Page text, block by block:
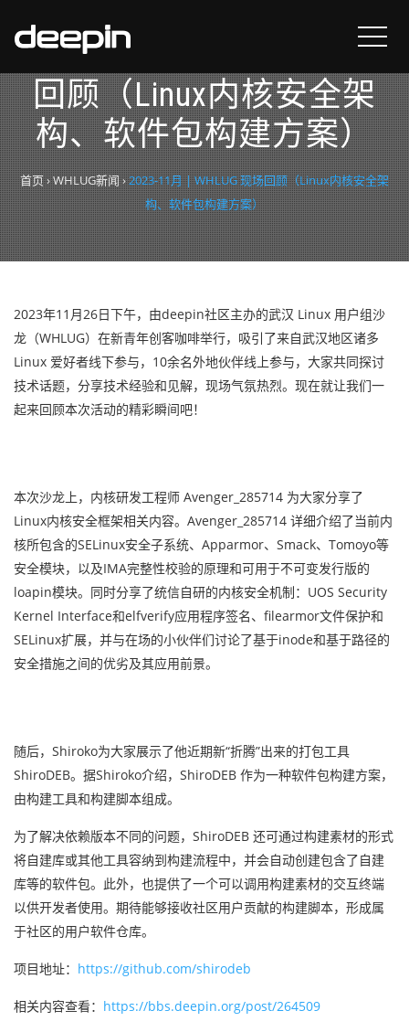
2023-11月 | WHLUG 现场
回顾（Linux内核安全架
构、软件包构建方案）
首页 ›WHLUG新闻›2023-11月 | WHLUG 现场回顾（Linux内核安全架
构、软件包构建方案）
2023年11月26日下午，由deepin社区主办的武汉 Linux 用户组沙
龙（WHLUG）在新青年创客咖啡举行，吸引了来自武汉地区诸多
Linux 爱好者线下参与，10余名外地伙伴线上参与，大家共同探讨
技术话题，分享技术经验和见解，现场气氛热烈。现在就让我们一
起来回顾本次活动的精彩瞬间吧！
本次沙龙上，内核研发工程师 Avenger_285714 为大家分享了
Linux内核安全框架相关内容。Avenger_285714 详细介绍了当前内
核所包含的SELinux安全子系统、Apparmor、Smack、Tomoyo等
安全模块，以及IMA完整性校验的原理和可用于不可变发行版的
loapin模块。同时分享了统信自研的内核安全机制：UOS Security
Kernel Interface和elfverify应用程序签名、filearmor文件保护和
SELinux扩展，并与在场的小伙伴们讨论了基于inode和基于路径的
安全措施之间的优劣及其应用前景。
随后，Shiroko为大家展示了他近期新“折腾”出来的打包工具
ShiroDEB。据Shiroko介绍，ShiroDEB 作为一种软件包构建方案，
由构建工具和构建脚本组成。
为了解决依赖版本不同的问题，ShiroDEB 还可通过构建素材的形式
将自建库或其他工具容纳到构建流程中，并会自动创建包含了自建
库等的软件包。此外，也提供了一个可以调用构建素材的交互终端
以供开发者使用。期待能够接收社区用户贡献的构建脚本，形成属
于社区的用户软件仓库。
项目地址： https://github.com/shirodeb
相关内容查看： https://bbs.deepin.org/post/264509